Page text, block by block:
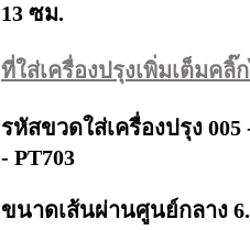
13 ซม.
ที่ใส่เครื่องปรุงเพิ่มเต็มคลิ๊
รหัสขวดใส่เครื่องปรุง 005
- PT703
ขนาดเส้นผ่านศูนย์กลาง